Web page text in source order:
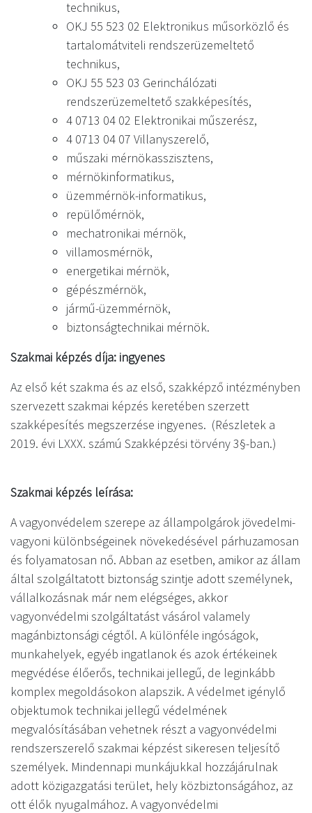
technikus,
OKJ 55 523 02 Elektronikus műsorközlő és
tartalomátviteli rendszerüzemeltető
technikus,
OKJ 55 523 03 Gerinchálózati
rendszerüzemeltető szakképesítés,
4 0713 04 02 Elektronikai műszerész,
4 0713 04 07 Villanyszerelő,
műszaki mérnökasszisztens,
mérnökinformatikus,
üzemmérnök-informatikus,
repülőmérnök,
mechatronikai mérnök,
villamosmérnök,
energetikai mérnök,
gépészmérnök,
jármű-üzemmérnök,
biztonságtechnikai mérnök.
Szakmai képzés díja: ingyenes
Az első két szakma és az első, szakképző intézményben
szervezett szakmai képzés keretében szerzett
szakképesítés megszerzése ingyenes. (Részletek a
2019. évi LXXX. számú Szakképzési törvény 3§-ban.)
Szakmai képzés leírása:
A vagyonvédelem szerepe az állampolgárok jövedelmi-
vagyoni különbségeinek növekedésével párhuzamosan
és folyamatosan nő. Abban az esetben, amikor az állam
által szolgáltatott biztonság szintje adott személynek,
vállalkozásnak már nem elégséges, akkor
vagyonvédelmi szolgáltatást vásárol valamely
magánbiztonsági cégtől. A különféle ingóságok,
munkahelyek, egyéb ingatlanok és azok értékeinek
megvédése élőerős, technikai jellegű, de leginkább
komplex megoldásokon alapszik. A védelmet igénylő
objektumok technikai jellegű védelmének
megvalósításában vehetnek részt a vagyonvédelmi
rendszerszerelő szakmai képzést sikeresen teljesítő
személyek. Mindennapi munkájukkal hozzájárulnak
adott közigazgatási terület, hely közbiztonságához, az
ott élők nyugalmához. A vagyonvédelmi